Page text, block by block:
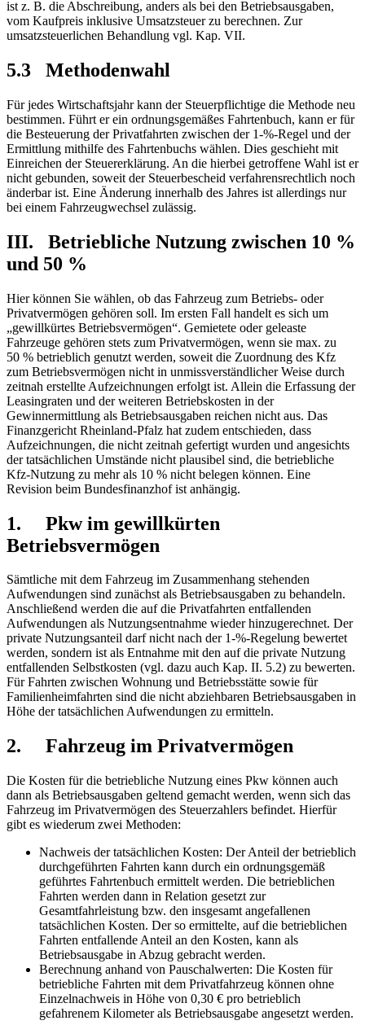
ist z. B. die Abschreibung, anders als bei den Betriebsausgaben,
vom Kaufpreis inklusive Umsatzsteuer zu berechnen. Zur
umsatzsteuerlichen Behandlung vgl. Kap. VII.
5.3 Methodenwahl
Für jedes Wirtschaftsjahr kann der Steuerpflichtige die Methode neu
bestimmen. Führt er ein ordnungsgemäßes Fahrtenbuch, kann er für
die Besteuerung der Privatfahrten zwischen der 1-%-Regel und der
Ermittlung mithilfe des Fahrtenbuchs wählen. Dies geschieht mit
Einreichen der Steuererklärung. An die hierbei getroffene Wahl ist er
nicht gebunden, soweit der Steuerbescheid verfahrensrechtlich noch
änderbar ist. Eine Änderung innerhalb des Jahres ist allerdings nur
bei einem Fahrzeugwechsel zulässig.
III. Betriebliche Nutzung zwischen 10 %
und 50 %
Hier können Sie wählen, ob das Fahrzeug zum Betriebs- oder
Privatvermögen gehören soll. Im ersten Fall handelt es sich um
„gewillkürtes Betriebsvermögen“. Gemietete oder geleaste
Fahrzeuge gehören stets zum Privatvermögen, wenn sie max. zu
50 % betrieblich genutzt werden, soweit die Zuordnung des Kfz
zum Betriebsvermögen nicht in unmissverständlicher Weise durch
zeitnah erstellte Aufzeichnungen erfolgt ist. Allein die Erfassung der
Leasing­raten und der weiteren Betriebskosten in der
Gewinnermittlung als Betriebsausgaben reichen nicht aus. Das
Finanzgericht Rheinland-Pfalz hat zudem entschieden, dass
Aufzeichnungen, die nicht zeitnah gefertigt wurden und angesichts
der tatsächlichen Umstände nicht plausibel sind, die betriebliche
Kfz-Nutzung zu mehr als 10 % nicht belegen können. Eine
Revision beim Bundesfinanzhof ist anhängig.
1. Pkw im gewillkürten
Betriebsvermögen
Sämtliche mit dem Fahrzeug im Zusammenhang stehenden
Aufwendungen sind zunächst als Betriebsausgaben zu behandeln.
Anschließend werden die auf die Privatfahrten entfallenden
Aufwendungen als Nutzungsentnahme wieder hinzugerechnet. Der
private Nutzungsanteil darf nicht nach der 1-%-Regelung bewertet
werden, sondern ist als Entnahme mit den auf die private Nutzung
entfallenden Selbstkosten (vgl. dazu auch Kap. II. 5.2) zu bewerten.
Für Fahrten zwischen Wohnung und Betriebsstätte sowie für
Familienheimfahrten sind die nicht abziehbaren Betriebsausgaben in
Höhe der tatsächlichen Aufwendungen zu ermitteln.
2. Fahrzeug im Privatvermögen
Die Kosten für die betriebliche Nutzung eines Pkw können auch
dann als Betriebsausgaben geltend gemacht werden, wenn sich das
Fahrzeug im Privatvermögen des Steuerzahlers befindet. Hierfür
gibt es wiederum zwei Methoden:
Nachweis der tatsächlichen Kosten: Der Anteil der betrieblich
durchgeführten Fahrten kann durch ein ordnungsgemäß
geführtes Fahrtenbuch ermittelt werden. Die betrieblichen
Fahrten werden dann in Relation gesetzt zur
Gesamtfahrleistung bzw. den insgesamt angefallenen
tatsächlichen Kosten. Der so ermittelte, auf die betrieblichen
Fahrten entfallende Anteil an den Kosten, kann als
Betriebsausgabe in Abzug gebracht werden.
Berechnung anhand von Pauschalwerten: Die Kosten für
betriebliche Fahrten mit dem Privatfahrzeug können ohne
Einzelnachweis in Höhe von 0,30 € pro betrieblich
gefahrenem Kilometer als Betriebsausgabe angesetzt werden.